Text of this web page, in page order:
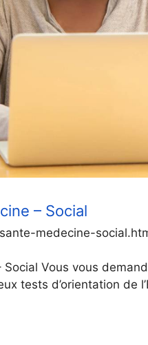
– Social
medecine-
Vous vous
tests d’orientation de